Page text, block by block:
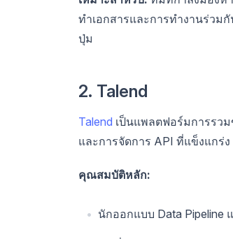
ทำเอกสารและการทำงานร่วม
ปุ่ม
2. Talend
Talend เป็นแพลตฟอร์มการรว
และการจัดการ API ที่แข็งแกร่
คุณสมบัติหลัก:
นักออกแบบ Data Pipeline